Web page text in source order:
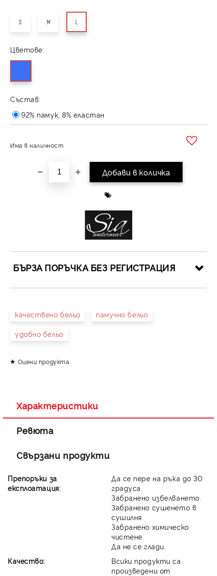
S M L
Цветове:
Състав:
92% памук, 8% еластан
Има в наличност
БЪРЗА ПОРЪЧКА БЕЗ РЕГИСТРАЦИЯ
качествено бельо памучно бельо
удобно бельо
Оцени продукта
Характеристики
Ревюта
Свързани продукти
Препоръки за
експлоатация:
Да се пере на ръка до 30
градуса.
Забранено избелването.
Забранено сушенето в
сушилня.
Забранено химическо
чистене.
Да не се глади.
Качество:
Всики продукти са
произведени от